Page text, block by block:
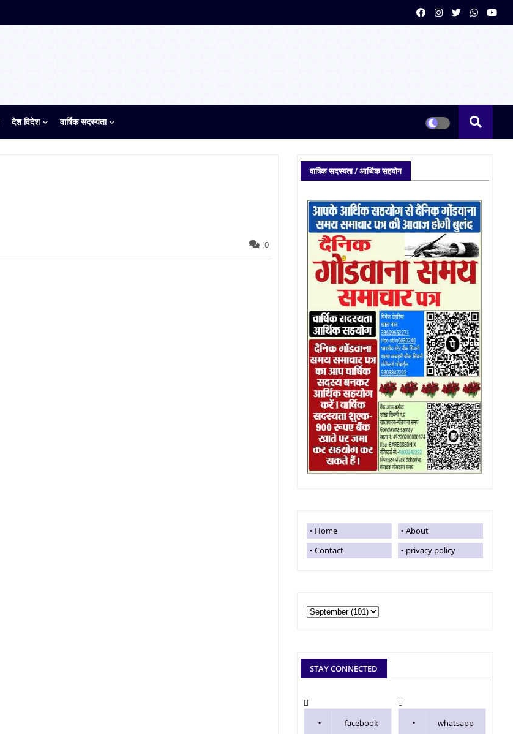
देश विदेश वार्षिक सदस्यता
0
वार्षिक सदस्यता / आर्थिक सहयोग
Home
About
Contact
privacy policy
STAY CONNECTED
facebook whatsapp